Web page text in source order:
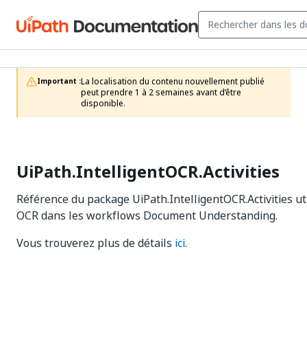
Important :La localisation du contenu nouvellement publié
peut prendre 1 à 2 semaines avant d’être
disponible.
UiPath.IntelligentOCR.Activities
Référence du package
OCR dans les workflows Document Understanding.
Vous trouverez plus de détails ici.